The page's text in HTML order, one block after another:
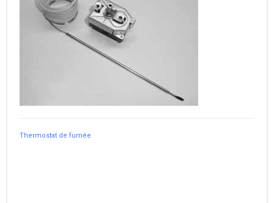
Thermostat de fumée